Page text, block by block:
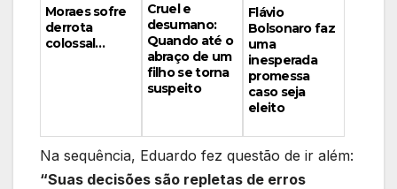
Moraes sofre
derrota
colossal…
Cruel e
desumano:
Quando até o
abraço de um
filho se torna
suspeito
Flávio
Bolsonaro faz
uma
inesperada
promessa
caso seja
eleito
Na sequência, Eduardo fez questão de ir além:
“Suas decisões são repletas de erros